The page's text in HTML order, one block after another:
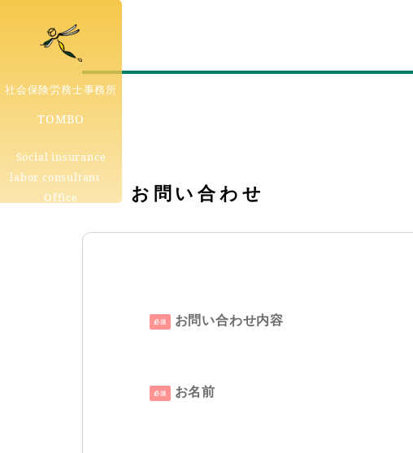
社会保険労務士事務所
TOMBO
Social insurance
labor consultant
Office
お問い合わせ
必須 お問い合わせ内容
必須 お名前